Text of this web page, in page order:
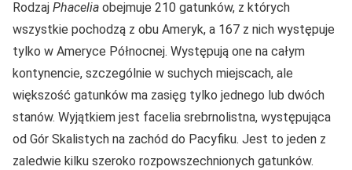
Rodzaj Phacelia obejmuje 210 gatunków, z których
wszystkie pochodzą z obu Ameryk, a 167 z nich występuje
tylko w Ameryce Północnej. Występują one na całym
kontynencie, szczególnie w suchych miejscach, ale
większość gatunków ma zasięg tylko jednego lub dwóch
stanów. Wyjątkiem jest facelia srebrnolistna, występująca
od Gór Skalistych na zachód do Pacyfiku. Jest to jeden z
zaledwie kilku szeroko rozpowszechnionych gatunków.